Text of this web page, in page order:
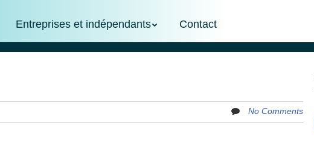
Entreprises et indépendants Contact
No Comments